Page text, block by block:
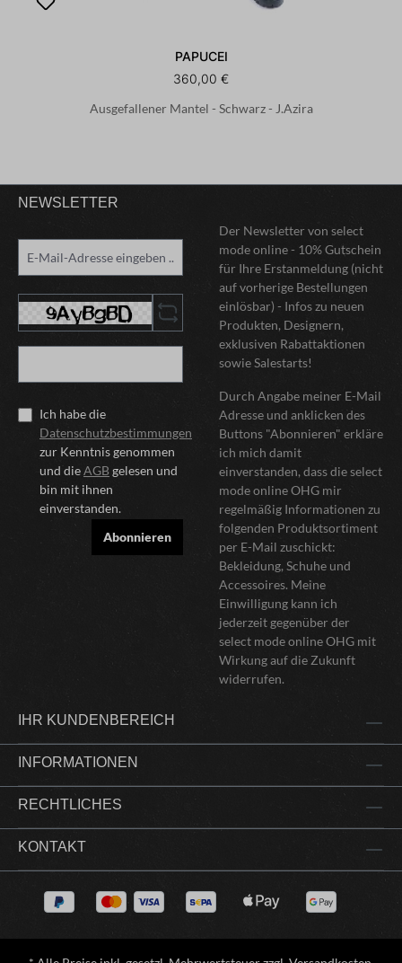
PAPUCEI
360,00 €
Ausgefallener Mantel - Schwarz - J.Azira
NEWSLETTER
Ich habe die
Datenschutzbestimmungen
zur Kenntnis genommen
und dieAGBgelesen und
bin mit ihnen
einverstanden.
Abonnieren
Der Newsletter von select
mode online - 10% Gutschein
für Ihre Erstanmeldung (nicht
auf vorherige Bestellungen
einlösbar) - Infos zu neuen
Produkten, Designern,
exklusiven Rabattaktionen
sowie Salestarts!
Durch Angabe meiner E-Mail
Adresse und anklicken des
Buttons "Abonnieren" erkläre
ich mich damit
einverstanden, dass die select
mode online OHG mir
regelmäßig Informationen zu
folgenden Produktsortiment
per E-Mail zuschickt:
Bekleidung, Schuhe und
Accessoires. Meine
Einwilligung kann ich
jederzeit gegenüber der
select mode online OHG mit
Wirkung auf die Zukunft
widerrufen.
IHR KUNDENBEREICH
INFORMATIONEN
RECHTLICHES
KONTAKT